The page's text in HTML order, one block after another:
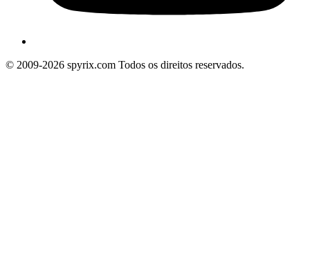
© 2009-2026 spyrix.com Todos os direitos reservados.